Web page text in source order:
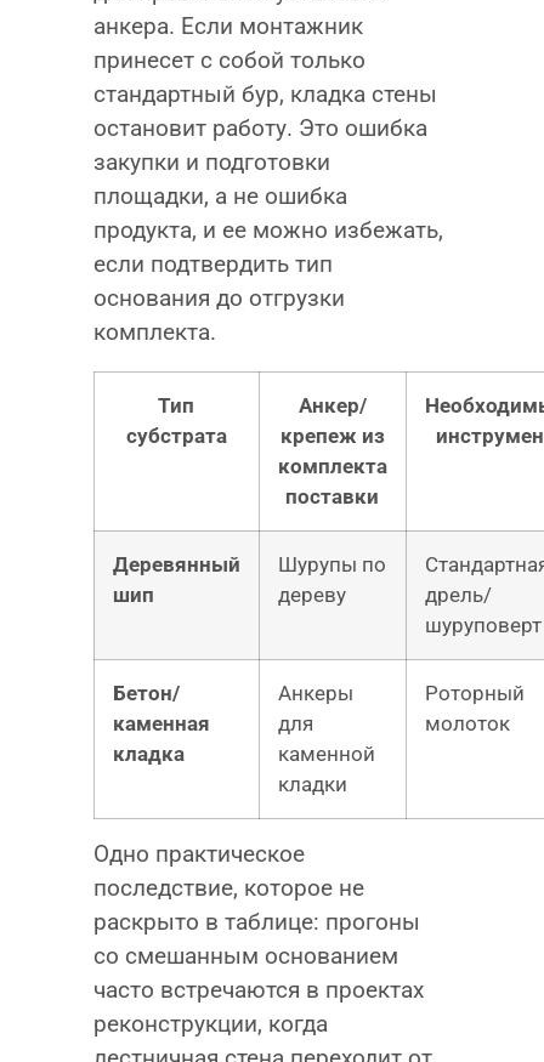
анкера. Если монтажник
принесет с собой только
стандартный бур, кладка стены
остановит работу. Это ошибка
закупки и подготовки
площадки, а не ошибка
продукта, и ее можно избежать,
если подтвердить тип
основания до отгрузки
комплекта.
Тип
субстрата
Анкер/
крепеж из
комплекта
поставки
Деревянный
шип
Шурупы по
дереву
дрель/
шуруповерт
Бетон/
каменная
кладка
Анкеры
для
каменной
кладки
Роторный
молоток
Одно практическое
последствие, которое не
раскрыто в таблице: прогоны
со смешанным основанием
часто встречаются в проектах
реконструкции, когда